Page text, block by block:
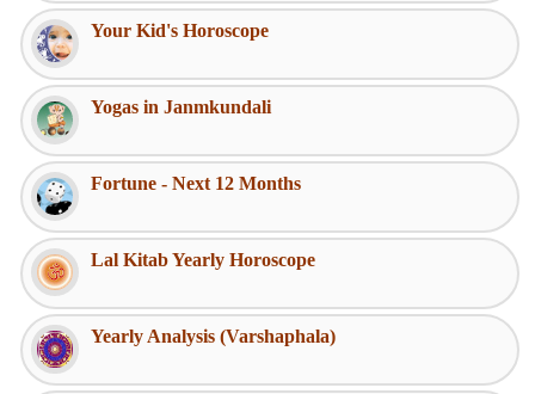
Your Kid's Horoscope
Yogas in Janmkundali
Fortune - Next 12 Months
Lal Kitab Yearly Horoscope
Yearly Analysis (Varshaphala)